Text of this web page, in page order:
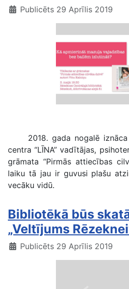
Publicēts 29 Aprīlis 2019
2018. gada nogalē iznāca
centra “LĪNA” vadītājas,
grāmata “Pirmās attiecības
laiku tā jau ir guvusi plašu
vecāku vidū.
Bibliotēkā būs
„Veltījums
Publicēts 29 Aprīlis 2019